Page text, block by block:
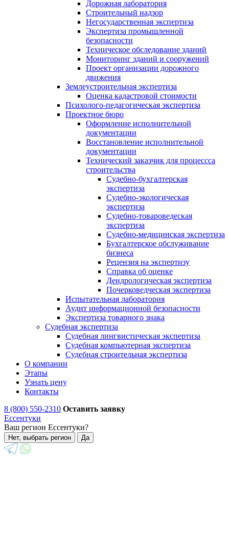
Дорожная лаборатория
Строительный надзор
Негосударственная экспертиза
Экспертиза промышленной
безопасности
Техническое обследование зданий
Мониторинг зданий и сооружений
Проект организации дорожного
движения
Землеустроительная экспертиза
Оценка кадастровой стоимости
Психолого-педагогическая экспертиза
Проектное бюро
Оформление исполнительной
документации
Восстановление исполнительной
документации
Технический заказчик для процессса
строительства
Судебно-бухгалтерская
экспертиза
Судебно-экологическая
экспертиза
Судебно-товароведеская
экспертиза
Судебно-медицинская экспертиза
Бухгалтерское обслуживание
бизнеса
Рецензия на экспертизу
Справка об оценке
Дендрологическая экспертиза
Почерковедческая экспертиза
Испытательная лаборатория
Аудит информационной безопасности
Экспертиза товарного знака
Судебная экспертиза
Судебная лингвистическая экспертиза
Судебная компьютерная экспертиза
Судебная строительная экспертиза
О компании
Этапы
Узнать цену
Контакты
8 (800) 550-2310 Оставить заявку
Ессентуки
Ваш регион Ессентуки?
Нет, выбрать регион Да